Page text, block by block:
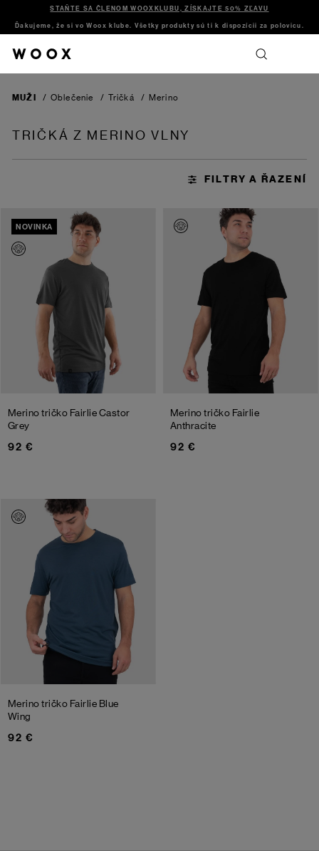
STAŇTE SA ČLENOM WOOXKLUBU, ZÍSKAJTE 50% ZĽAVU
Ďakujeme, že si vo Woox klube. Všetky produkty sú ti k dispozícii za polovicu.
MUŽI / Oblečenie / Tričká / Merino
TRIČKÁ Z MERINO VLNY
NOVINKA
Merino tričko FairlieCastor
Grey
92 €
Merino tričko Fairlie
Anthracite
92 €
Merino tričko Fairlie Blue
Wing
92 €